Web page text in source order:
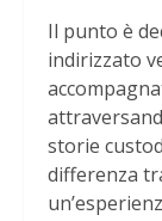
Il punto è
indirizzato
storie
differenza